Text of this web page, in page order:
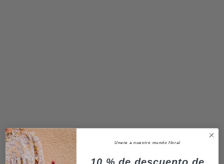
Unete a nuestro mundo floral